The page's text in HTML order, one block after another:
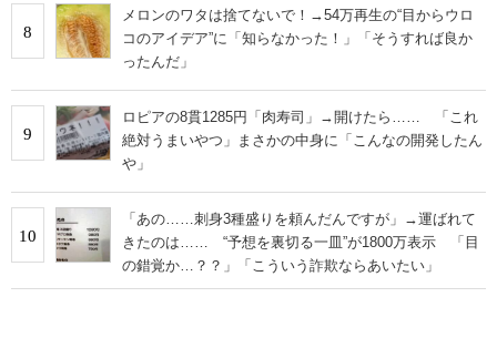
8
メロンのワタは捨てないで！→54万再生の“目からウロ
コのアイデア”に「知らなかった！」「そうすれば良か
ったんだ」
9
ロピアの8貫1285円「肉寿司」→開けたら…… 「これ
絶対うまいやつ」まさかの中身に「こんなの開発したん
や」
10
「あの……刺身3種盛りを頼んだんですが」→運ばれて
きたのは…… “予想を裏切る一皿”が1800万表示 「目
の錯覚か…？？」「こういう詐欺ならあいたい」